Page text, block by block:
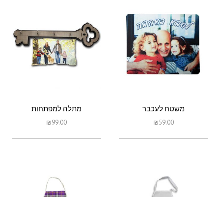
משטח לעכבר
₪59.00
מתלה למפתחות
₪99.00